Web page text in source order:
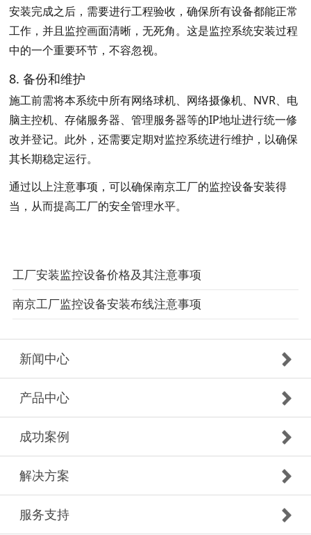
安装完成之后，需要进行工程验收，确保所有设备都能正常
工作，并且监控画面清晰，无死角。这是监控系统安装过程
中的一个重要环节，不容忽视。
8. 备份和维护
施工前需将本系统中所有网络球机、网络摄像机、NVR、电
脑主控机、存储服务器、管理服务器等的IP地址进行统一修
改并登记。此外，还需要定期对监控系统进行维护，以确保
其长期稳定运行。
通过以上注意事项，可以确保南京工厂的监控设备安装得
当，从而提高工厂的安全管理水平。
工厂安装监控设备价格及其注意事项
南京工厂监控设备安装布线注意事项
新闻中心
产品中心
成功案例
解决方案
服务支持